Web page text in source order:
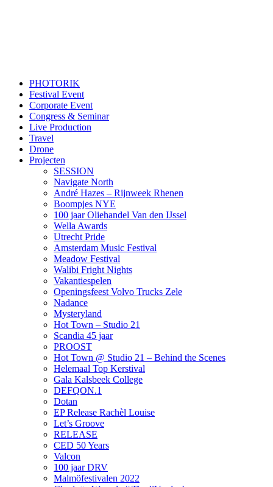
PHOTORIK
Festival Event
Corporate Event
Congress & Seminar
Live Production
Travel
Drone
Projecten
SESSION
Navigate North
André Hazes – Rijnweek Rhenen
Boompjes NYE
100 jaar Oliehandel Van den IJssel
Wella Awards
Utrecht Pride
Amsterdam Music Festival
Meadow Festival
Walibi Fright Nights
Vakantiespelen
Openingsfeest Volvo Trucks Zele
Nadance
Mysteryland
Hot Town – Studio 21
Scandia 45 jaar
PROOST
Hot Town @ Studio 21 – Behind the Scenes
Helemaal Top Kerstival
Gala Kalsbeek College
DEFQON.1
Dotan
EP Release Rachèl Louise
Let’s Groove
RELEASE
CED 50 Years
Valcon
100 jaar DRV
Malmöfestivalen 2022